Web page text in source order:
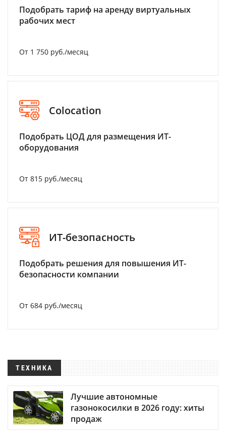
Подобрать тариф на аренду виртуальных
рабочих мест
От 1 750 руб./месяц
Colocation
Подобрать ЦОД для размещения ИТ-
оборудования
От 815 руб./месяц
ИТ-безопасность
Подобрать решения для повышения ИТ-
безопасности компании
От 684 руб./месяц
ТЕХНИКА
Лучшие автономные
газонокосилки в 2026 году: хиты
продаж